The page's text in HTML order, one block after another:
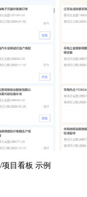
目看板 示例